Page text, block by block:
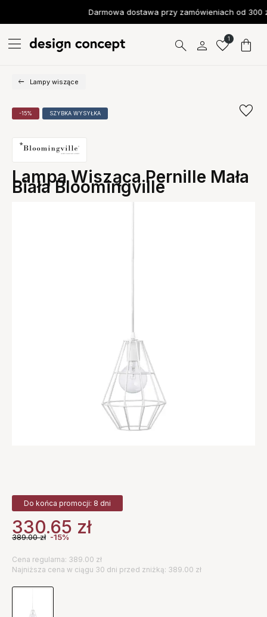
Darmowa dostawa przy zamówieniach od 300
1
Lampy wiszące
-15% SZYBKA WYSYŁKA
Lampa Wisząca Pernille Mała
Biała Bloomingville
Do końca promocji: 8 dni
330.65 zł
389.00zł -15%
Cena regularna: 389.00 zł
Najniższa cena w ciągu 30 dni przed zniżką: 389.00 zł